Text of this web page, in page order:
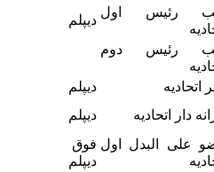
رئیس اول
دیپلم
رئیس دوم
اتحادیه
دیپلم
دار اتحادیه دیپلم
علی البدل اول فوق
دیپلم